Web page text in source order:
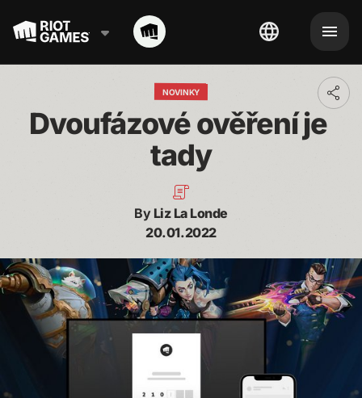
NOVINKY
Dvoufázové ověření je
tady
By Liz La Londe
20.01.2022